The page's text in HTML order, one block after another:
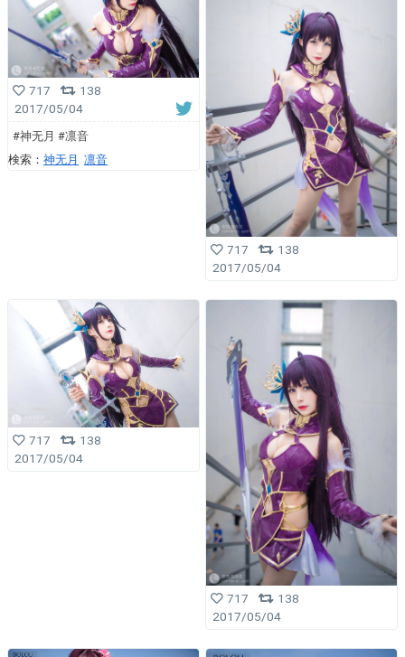
717
138
2017/05/04
#神无月 #凛音
検索： 神无月 凛音
717
138
2017/05/04
717
138
2017/05/04
717
138
2017/05/04